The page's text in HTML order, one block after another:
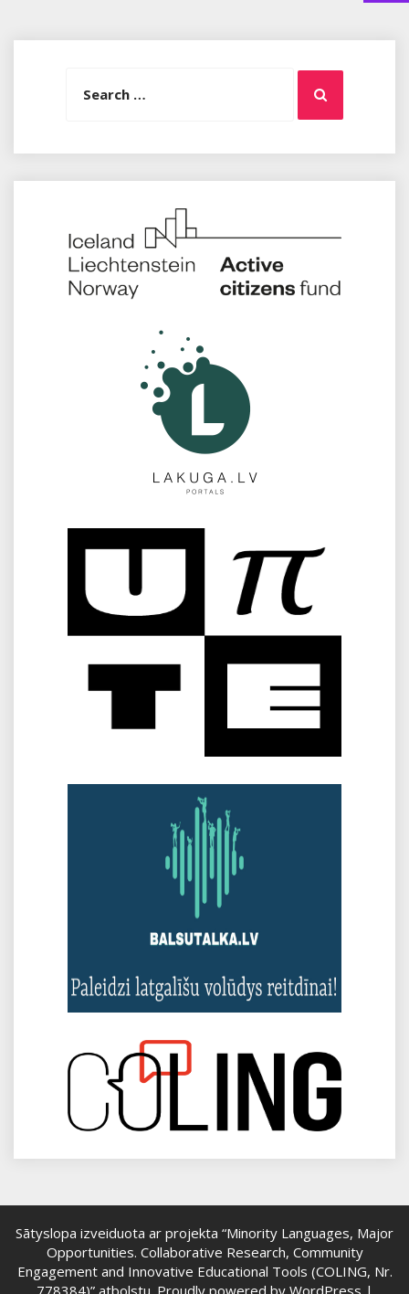
Search
Sātyslopa izveiduota ar projekta “Minority Languages, Major
Opportunities. Collaborative Research, Community
Engagement and Innovative Educational Tools (COLING, Nr.